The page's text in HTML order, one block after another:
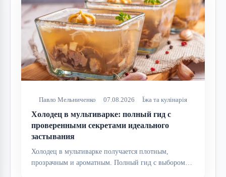
Павло Мельниченко 07.08.2026 Їжа та кулінарія
Холодец в мультиварке: полный гид с
проверенными секретами идеального
застывания
Холодец в мультиварке получается плотным,
прозрачным и ароматным. Полный гид с выбором…